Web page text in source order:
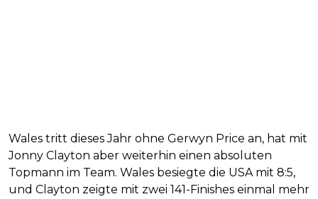
Wales tritt dieses Jahr ohne Gerwyn Price an, hat mit
Jonny Clayton aber weiterhin einen absoluten
Topmann im Team. Wales besiegte die USA mit 8:5,
und Clayton zeigte mit zwei 141-Finishes einmal mehr